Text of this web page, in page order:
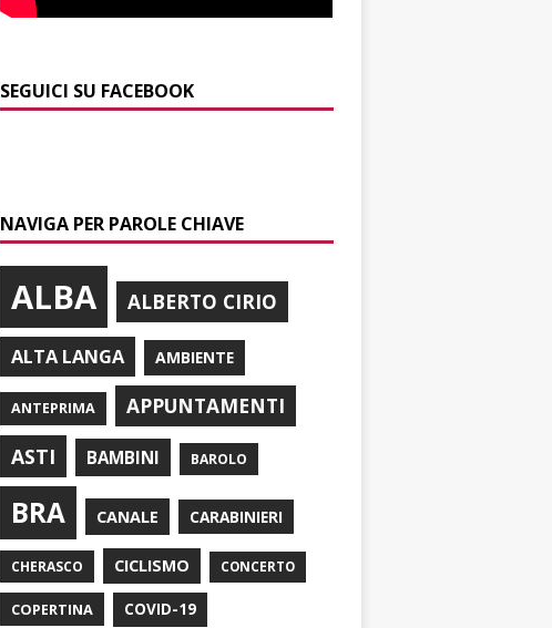
SEGUICI SU FACEBOOK
NAVIGA PER PAROLE CHIAVE
ALBA ALBERTO CIRIO
ALTA LANGA AMBIENTE
ANTEPRIMA
APPUNTAMENTI
ASTI
BAMBINI BAROLO
BRA CANALE CARABINIERI
CHERASCO CICLISMO CONCERTO
COPERTINA COVID-19